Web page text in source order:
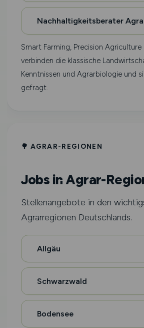
Nachhaltigkeitsberater
Smart Farming, Precision Agriculture
verbinden die klassische
Kenntnissen und Agrarbiologie und
gefragt.
🌳 AGRAR-REGIONEN
Jobs in Agrar-
Stellenangebote in den
Agrarregionen Deutschlands.
Allgäu
Schwarzwald
Bodensee